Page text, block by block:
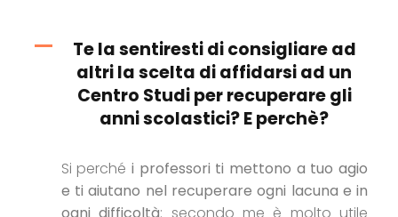
Te la sentiresti di consigliare ad
altri la scelta di affidarsi ad un
Centro Studi per recuperare gli
anni scolastici? E perchè?
Si perchéi professori ti mettono a tuo agio
e ti aiutano nel recuperare ogni lacuna e in